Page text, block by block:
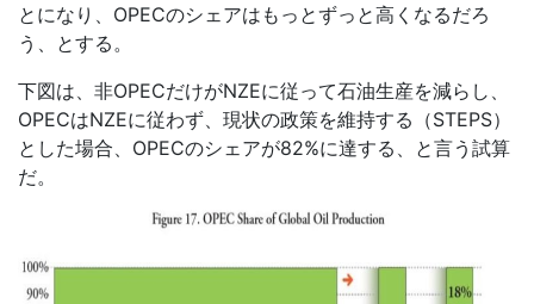
とになり、 OPECのシェアはもっとずっと高くなるだろ
う、とする。
下図は、非OPECだけがNZEに従って石油生産を減らし、
OPECはNZEに従わず、現状の政策を維持する（STEPS）
とした場合、 OPECのシェアが82%に達する、と言う試算
だ。